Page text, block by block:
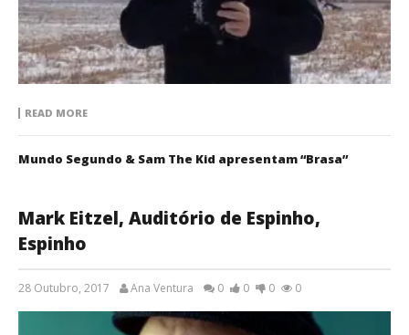
READ MORE
Mundo Segundo & Sam The Kid apresentam “Brasa”
Mark Eitzel, Auditório de Espinho,
Espinho
28 Outubro, 2017 Ana Ventura 0 0 0 0